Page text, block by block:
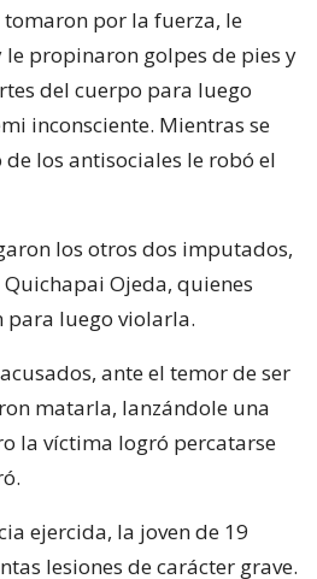
por la fuerza, le
propinaron golpes de pies y
del cuerpo para luego
inconsciente. Mientras se
los antisociales le robó el
los otros dos imputados,
Quichapai Ojeda, quienes
luego violarla.
ante el temor de ser
matarla, lanzándole una
la víctima logró percatarse
ejercida, la joven de 19
lesiones de carácter grave.